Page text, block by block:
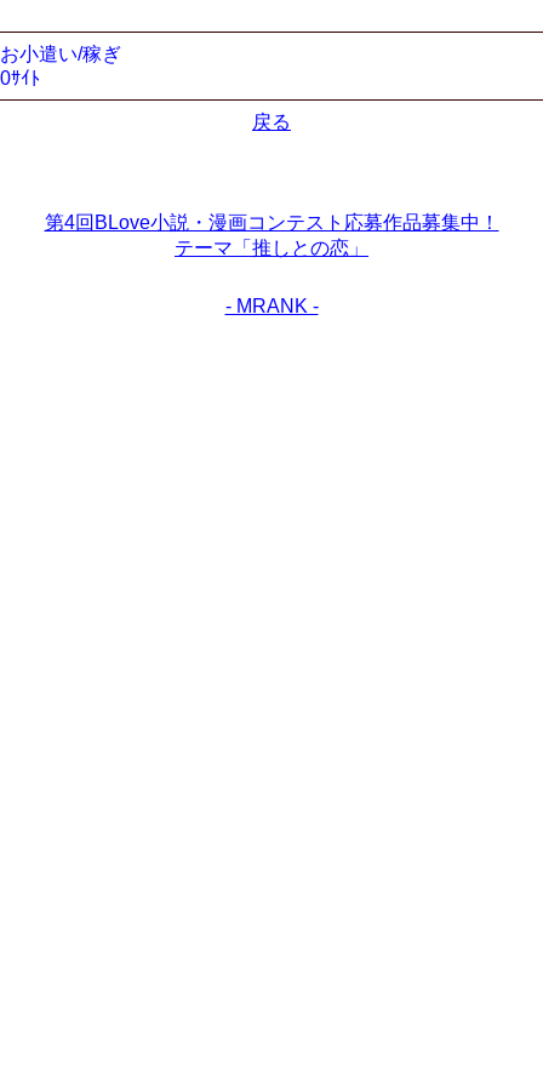
お小遣い/稼ぎ
0ｻｲﾄ
戻る
第4回BLove小説・漫画コンテスト応募作品募集中！
テーマ「推しとの恋」
- MRANK -